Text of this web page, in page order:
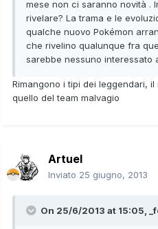
mese non ci saranno novità .
rivelare? La trama e le
qualche nuovo Pokémon
che rivelino qualunque fra
sarebbe nessuno interessato
Rimangono i tipi dei leggendari,
quello del team malvagio
Artuel
Inviato 25 giugno, 2013
On 25/6/2013 at 15:05,